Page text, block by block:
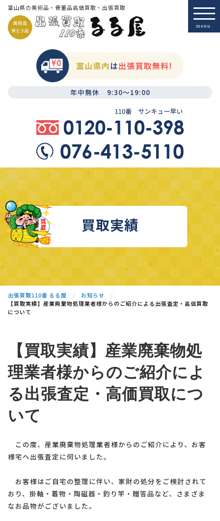
富山県の美術品・骨董品高価買取・出張買取
年中無休 9:30～19:00
買取実績
出張買取110番 るる屋
お知らせ
【買取実績】産業廃棄物処理業者様からのご紹介による出張査定・高価買取
について
【買取実績】産業廃棄物処
理業者様からのご紹介によ
る出張査定・高価買取につ
いて
この度、産業廃棄物処理業者様からのご紹介により、お客
様宅へ出張査定に伺いました。
お客様はご自宅の整理に伴い、家財の処分をご検討されて
おり、掛軸・着物・陶磁器・釣り竿・贈答品など、さまざま
なお品物がございました。